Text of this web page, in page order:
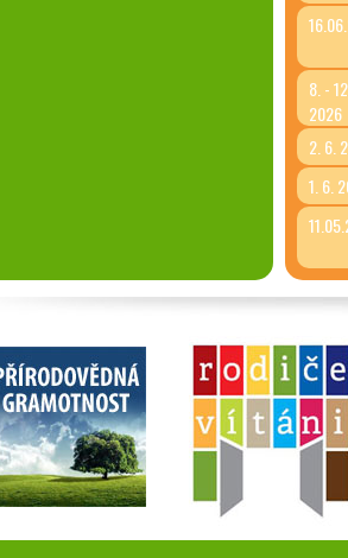
8. -
2026
2. 6.
1. 6.